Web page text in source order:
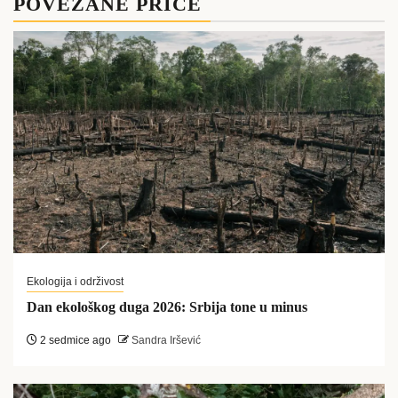
Ekologija i održivost
Dan ekološkog duga 2026: Srbija tone u minus
2 sedmice ago Sandra Iršević